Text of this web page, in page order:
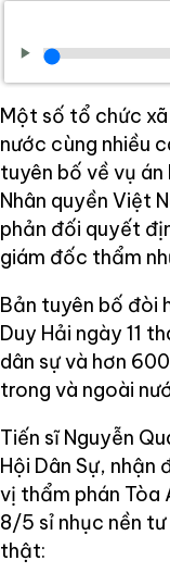
Một số tổ chức
nước cùng nhiều
tuyên bố về vụ án
Nhân quyền Việt
phản đối quyết
giám đốc thẩm
Bản tuyên bố đòi
Duy Hải ngày 11
dân sự và hơn
trong và ngoài
Tiến sĩ Nguyễn
Hội Dân Sự, nhận
vị thẩm phán Tòa
8/5 sỉ nhục nền
thật: